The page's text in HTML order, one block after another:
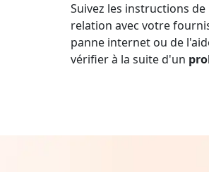
Suivez les instructions
relation avec votre
panne internet ou de
vérifier à la suite d'un